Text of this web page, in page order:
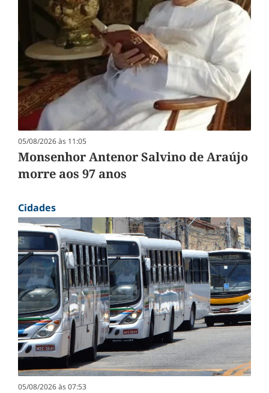
05/08/2026 às 11:05
Monsenhor Antenor Salvino de Araújo
morre aos 97 anos
Cidades
05/08/2026 às 07:53